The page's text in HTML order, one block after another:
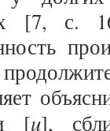
[7, с.
[u],